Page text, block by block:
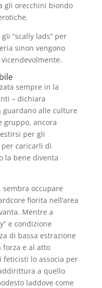
gli orecchini biondo
“scally lads” per
sinon vengono
sempre in la
– dichiara
guardano alle culture
gruppo, ancora
per gli
caricarli di
la bene diventa
occupare
fiorita nell’area
Mentre a
e condizione
di bassa estrazione
forza e al atto
lo associa per
a quello
laddove come